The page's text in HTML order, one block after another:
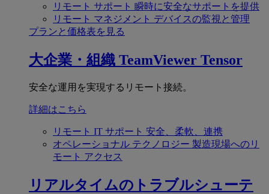
リモート サポート 瞬時に安全なサポートを提供
リモート マネジメント デバイスの監視と管理
プランと価格表を見る
大企業・組織 TeamViewer Tensor
安全な運用を実現するリモート接続。
詳細はこちら
リモート IT サポート 安全、柔軟、連携
オペレーショナル テクノロジー 製造現場へのリ
モート アクセス
リアルタイムのトラブルシューテ